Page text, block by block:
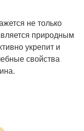
не только
природным
укрепит и
свойства